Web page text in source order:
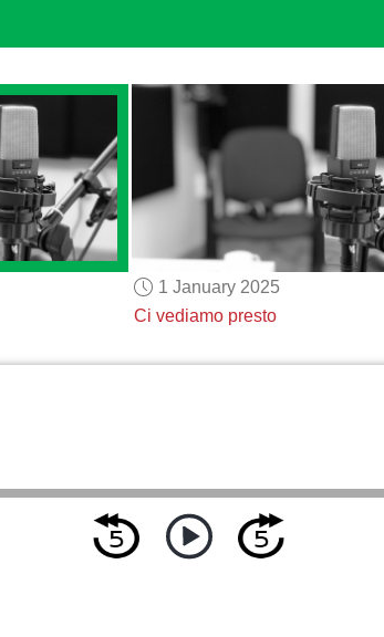
1 January 2025
Ci vediamo presto